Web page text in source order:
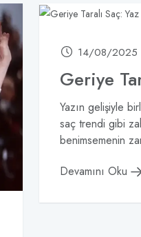
14/08/2025
Yazın gelişiyle
saç trendi gibi
benimsemenin
Devamını Oku